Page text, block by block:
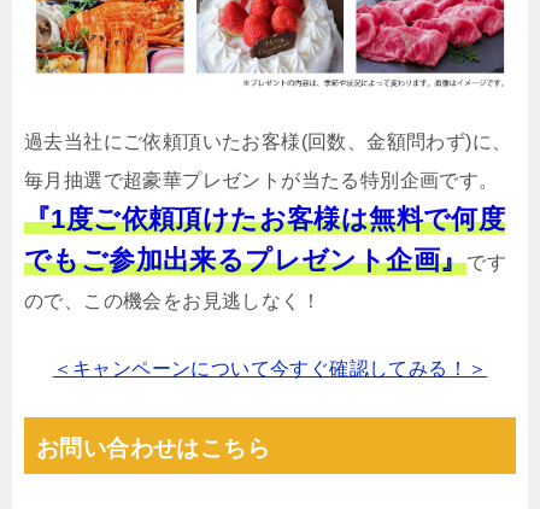
過去当社にご依頼頂いたお客様(回数、金額問わず)に、
毎月抽選で超豪華プレゼントが当たる特別企画です。
『1度ご依頼頂けたお客様は無料で何度
でもご参加出来るプレゼント企画』です
ので、この機会をお見逃しなく！
＜キャンペーンについて今すぐ確認してみる！＞
お問い合わせはこちら